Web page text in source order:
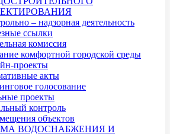
– надзорная деятельность
ссылки
комиссия
комфортной городской среды
проекты
акты
голосование
проекты
контроль
объектов
ВОДОСНАБЖЕНИЯ И